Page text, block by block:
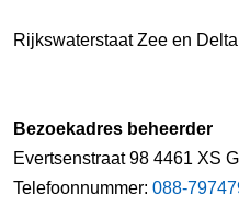
Rijkswaterstaat Zee en Delta
Bezoekadres beheerder
Evertsenstraat 98 4461 XS
Telefoonnummer: 088-